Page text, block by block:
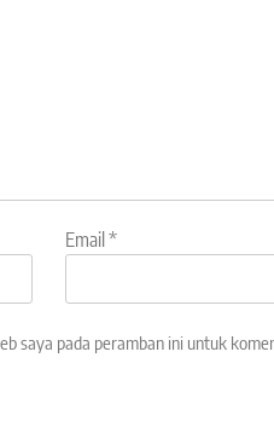
Email *
saya pada peramban ini untuk